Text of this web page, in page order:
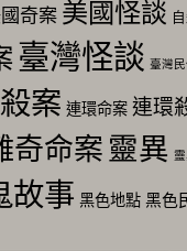
奇案 美國怪談
臺灣怪談 臺灣民
案 連環命案 連環
奇命案 靈異
故事 黑色地點 黑色